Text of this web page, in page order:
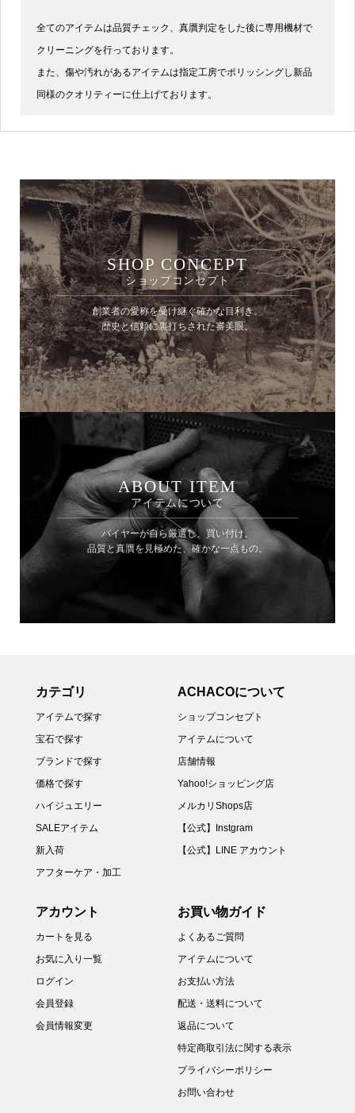
全てのアイテムは品質チェック、真贋判定をした後に専用機材で
クリーニングを行っております。
また、傷や汚れがあるアイテムは指定工房でポリッシングし新品
同様のクオリティーに仕上げております。
SHOP CONCEPT
ショップコンセプト
創業者の愛称を受け継ぐ確かな目利き。
歴史と信頼に裏打ちされた審美眼。
ABOUT ITEM
アイテムについて
バイヤーが自ら厳選し、買い付け。
品質と真贋を見極めた、確かな一点もの。
カテゴリ
アイテムで探す
宝石で探す
ブランドで探す
価格で探す
ハイジュエリー
SALEアイテム
新入荷
アフターケア・加工
ACHACOについて
ショップコンセプト
アイテムについて
店舗情報
Yahoo!ショッピング店
メルカリShops店
【公式】Instgram
【公式】LINE アカウント
アカウント
カートを見る
お気に入り一覧
ログイン
会員登録
会員情報変更
お買い物ガイド
よくあるご質問
アイテムについて
お支払い方法
配送・送料について
返品について
特定商取引法に関する表示
プライバシーポリシー
お問い合わせ